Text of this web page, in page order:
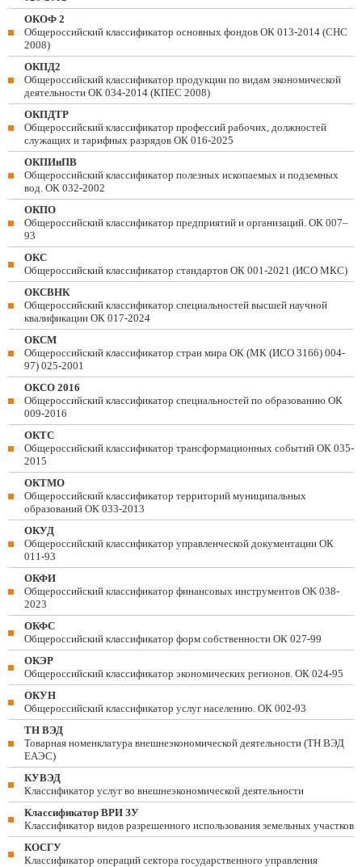
ОКОФ 2
Общероссийский классификатор основных фондов ОК 013-2014 (СНС
2008)
ОКПД2
Общероссийский классификатор продукции по видам экономической
деятельности ОК 034-2014 (КПЕС 2008)
ОКПДТР
Общероссийский классификатор профессий рабочих, должностей
служащих и тарифных разрядов ОК 016-2025
ОКПИиПВ
Общероссийский классификатор полезных ископаемых и подземных
вод. ОК 032-2002
ОКПО
Общероссийский классификатор предприятий и организаций. ОК 007–
93
ОКС
Общероссийский классификатор стандартов ОК 001-2021 (ИСО МКС)
ОКСВНК
Общероссийский классификатор специальностей высшей научной
квалификации ОК 017-2024
ОКСМ
Общероссийский классификатор стран мира ОК (МК (ИСО 3166) 004-
97) 025-2001
ОКСО 2016
Общероссийский классификатор специальностей по образованию ОК
009-2016
ОКТС
Общероссийский классификатор трансформационных событий ОК 035-
2015
ОКТМО
Общероссийский классификатор территорий муниципальных
образований ОК 033-2013
ОКУД
Общероссийский классификатор управленческой документации ОК
011-93
ОКФИ
Общероссийский классификатор финансовых инструментов OK 038-
2023
ОКФС
Общероссийский классификатор форм собственности ОК 027-99
ОКЭР
Общероссийский классификатор экономических регионов. ОК 024-95
ОКУН
Общероссийский классификатор услуг населению. ОК 002-93
ТН ВЭД
Товарная номенклатура внешнеэкономической деятельности (ТН ВЭД
ЕАЭС)
КУВЭД
Классификатор услуг во внешнеэкономической деятельности
Классификатор ВРИ ЗУ
Классификатор видов разрешенного использования земельных участков
КОСГУ
Классификатор операций сектора государственного управления